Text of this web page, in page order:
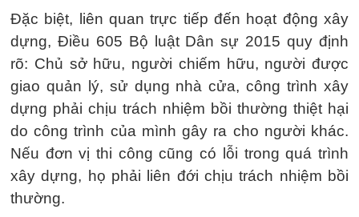
Đặc biệt, liên quan trực tiếp đến hoạt động xây
dựng, Điều 605 Bộ luật Dân sự 2015 quy định
rõ: Chủ sở hữu, người chiếm hữu, người được
giao quản lý, sử dụng nhà cửa, công trình xây
dựng phải chịu trách nhiệm bồi thường thiệt hại
do công trình của mình gây ra cho người khác.
Nếu đơn vị thi công cũng có lỗi trong quá trình
xây dựng, họ phải liên đới chịu trách nhiệm bồi
thường.